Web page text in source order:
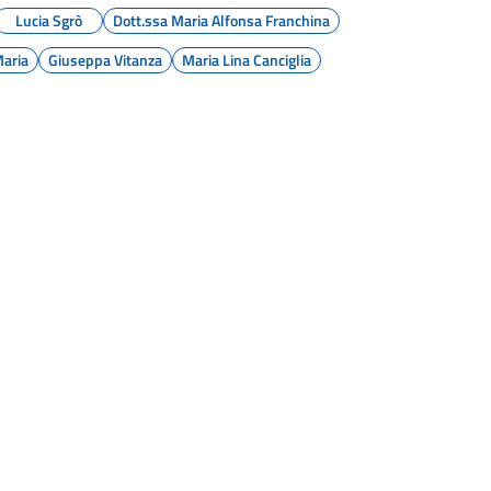
Lucia Sgrò
Dott.ssa Maria Alfonsa Franchina
Giuseppa Vitanza Maria Lina Canciglia